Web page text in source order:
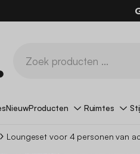
NieuwProducten Ruimtes
Loungeset voor 4 personen van